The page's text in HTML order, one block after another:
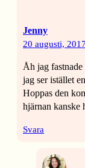
Jenny
20 augusti, 2017
Åh jag
jag ser istället
Hoppas den
hjärnan kanske
Svara